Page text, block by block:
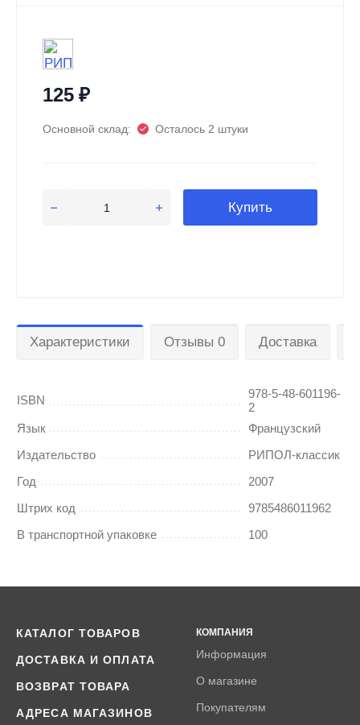
125₽
Основной склад: Осталось 2 штуки
Купить
Характеристики Отзывы 0 Доставка
ISBN
978-5-48-601196-
2
Язык
Французский
Издательство
РИПОЛ-классик
Год
2007
Штрих код
9785486011962
В транспортной упаковке
100
КАТАЛОГ ТОВАРОВ
ДОСТАВКА И ОПЛАТА
ВОЗВРАТ ТОВАРА
АДРЕСА МАГАЗИНОВ
КОМПАНИЯ
Информация
О магазине
Покупателям